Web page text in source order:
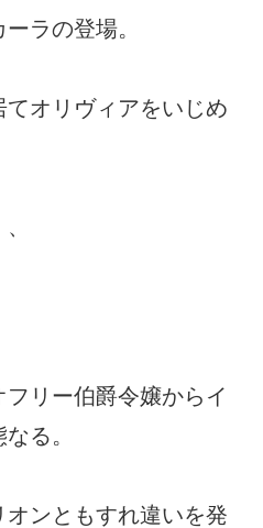
ラの登場。
オリヴィアをいじめ
リー伯爵令嬢からイ
る。
ンともすれ違いを発